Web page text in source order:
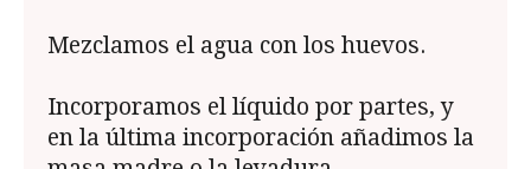
Mezclamos el agua con los huevos.
Incorporamos el líquido por partes, y
en la última incorporación añadimos la